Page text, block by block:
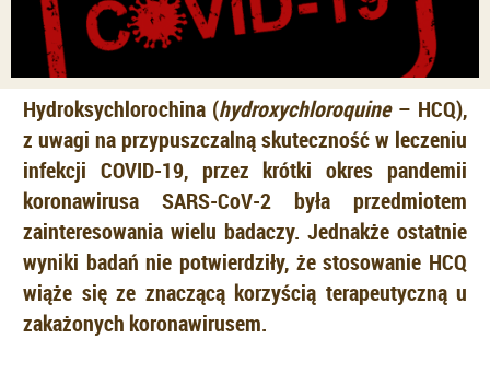
Hydroksychlorochina (hydroxychloroquine– HCQ),
z uwagi na przypuszczalną skuteczność w leczeniu
infekcji COVID-19, przez krótki okres pandemii
koronawirusa SARS-CoV-2 była przedmiotem
zainteresowania wielu badaczy. Jednakże ostatnie
wyniki badań nie potwierdziły, że stosowanie HCQ
wiąże się ze znaczącą korzyścią terapeutyczną u
zakażonych koronawirusem.